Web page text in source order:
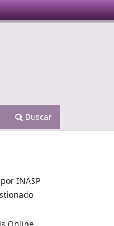
Buscar
INASP